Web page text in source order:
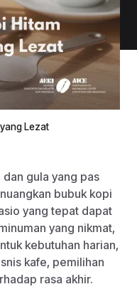
Lezat
gula yang pas
bubuk kopi
yang tepat dapat
yang nikmat,
kebutuhan harian,
kafe, pemilihan
rasa akhir.